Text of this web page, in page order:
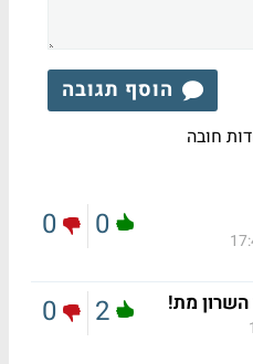
הוסף תגובה
חובה
0
0
מת! 2
0